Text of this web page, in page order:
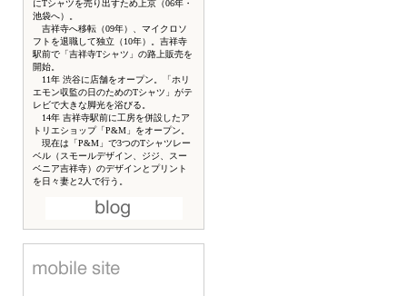
にTシャツを売り出すため上京（06年・
池袋へ）。
吉祥寺へ移転（09年）、マイクロソ
フトを退職して独立（10年）。吉祥寺
駅前で「吉祥寺Tシャツ」の路上販売を
開始。
11年 渋谷に店舗をオープン。「ホリ
エモン収監の日のためのTシャツ」がテ
レビで大きな脚光を浴びる。
14年 吉祥寺駅前に工房を併設したア
トリエショップ「P&M」をオープン。
現在は「P&M」で3つのTシャツレー
ベル（スモールデザイン、ジジ、スー
ベニア吉祥寺）のデザインとプリント
を日々妻と2人で行う。